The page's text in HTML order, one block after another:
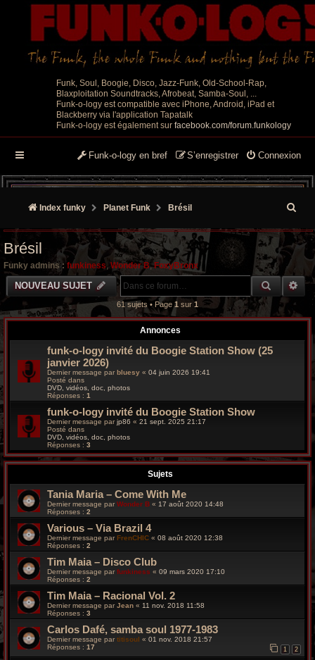
Funk, Soul, Boogie, Disco, Jazz-Funk, Old-School-Rap,
Blaxploitation Soundtracks, Afrobeat, Samba-Soul, ...
Funk-o-logy est compatible avec iPhone, Android, iPad et
Blackberry via l'application Tapatalk
Funk-o-logy est également sur facebook.com/forum.funkology
Connexion
S’enregistrer
Funk-o-logy en bref
Index funky Planet Funk Brésil
e
h
r
c
o
Brésil
Funky admins : funkiness, Wonder B,FoxyBronx
NOUVEAU SUJET
61 sujets • Page 1 sur 1
Annonces
funk-o-logy invité du Boogie Station Show (25
janvier 2026)
Dernier message par bluesy « 04 juin 2026 19:41
Posté dans
DVD, vidéos, doc, photos
Réponses : 1
funk-o-logy invité du Boogie Station Show
Dernier message parjp86 « 21 sept. 2025 21:17
Posté dans
DVD, vidéos, doc, photos
Réponses : 3
Sujets
Tania Maria – Come With Me
Dernier message par Wonder B « 17 août 2020 14:48
Réponses : 2
Various – Via Brazil 4
Dernier message parFrenCHIC « 08 août 2020 12:38
Réponses : 2
Tim Maia – Disco Club
Dernier message par funkiness « 09 mars 2020 17:10
Réponses : 2
Tim Maia – Racional Vol. 2
Dernier message parJean « 11 nov. 2018 11:58
Réponses : 3
Carlos Dafé, samba soul 1977-1983
Dernier message par titisoul « 01 nov. 2018 21:57
Réponses : 17 1 2